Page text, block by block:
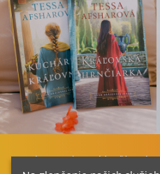
Listovať Plán čítania